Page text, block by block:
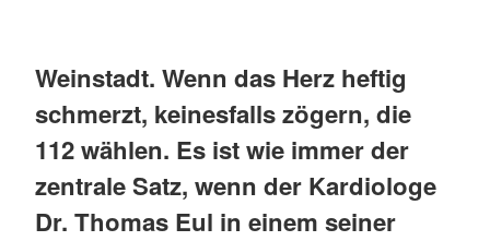
Weinstadt. Wenn das Herz heftig
schmerzt, keinesfalls zögern, die
112 wählen. Es ist wie immer der
zentrale Satz, wenn der Kardiologe
Dr. Thomas Eul in einem seiner